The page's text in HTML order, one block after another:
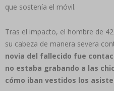
que sostenía el móvil.
Tras el impacto, el hombre de
su cabeza de manera severa
novia del fallecido fue
no estaba grabando a las
cómo iban vestidos los